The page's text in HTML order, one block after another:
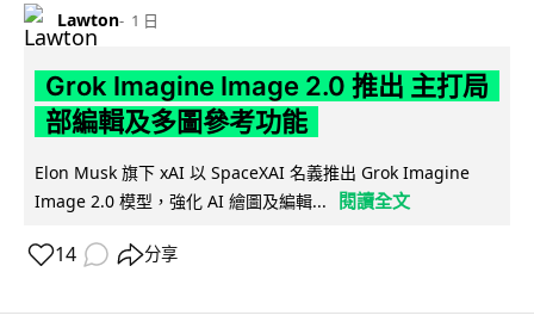
Lawton 1 日
Grok Imagine Image 2.0 推出 主打局
部編輯及多圖參考功能
Elon Musk 旗下 xAI 以 SpaceXAI 名義推出 Grok Imagine
Image 2.0 模型，強化 AI 繪圖及編輯...
閱讀全文
14 分享